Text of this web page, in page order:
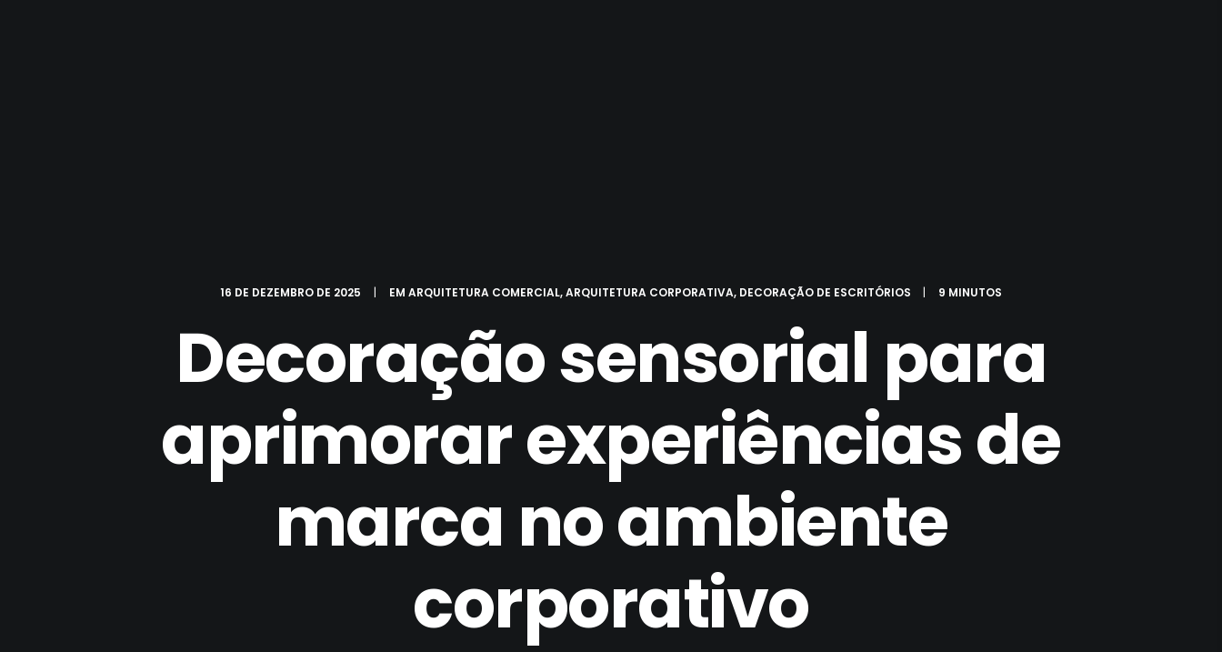
16 DE DEZEMBRO DE 2025 | EM ARQUITETURA COMERCIAL,ARQUITETURA CORPORATIVA, DECORAÇÃO DE ESCRITÓRIOS | 9 MINUTOS
Decoração sensorial para
aprimorar experiências de
marca no ambiente
corporativo